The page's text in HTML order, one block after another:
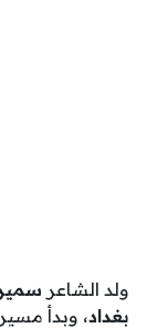
ولد الشاعر
بغداد، وبدأ